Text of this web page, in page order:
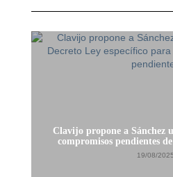
Clavijo propone a Sánchez
compromisos pendientes
19/08/2025